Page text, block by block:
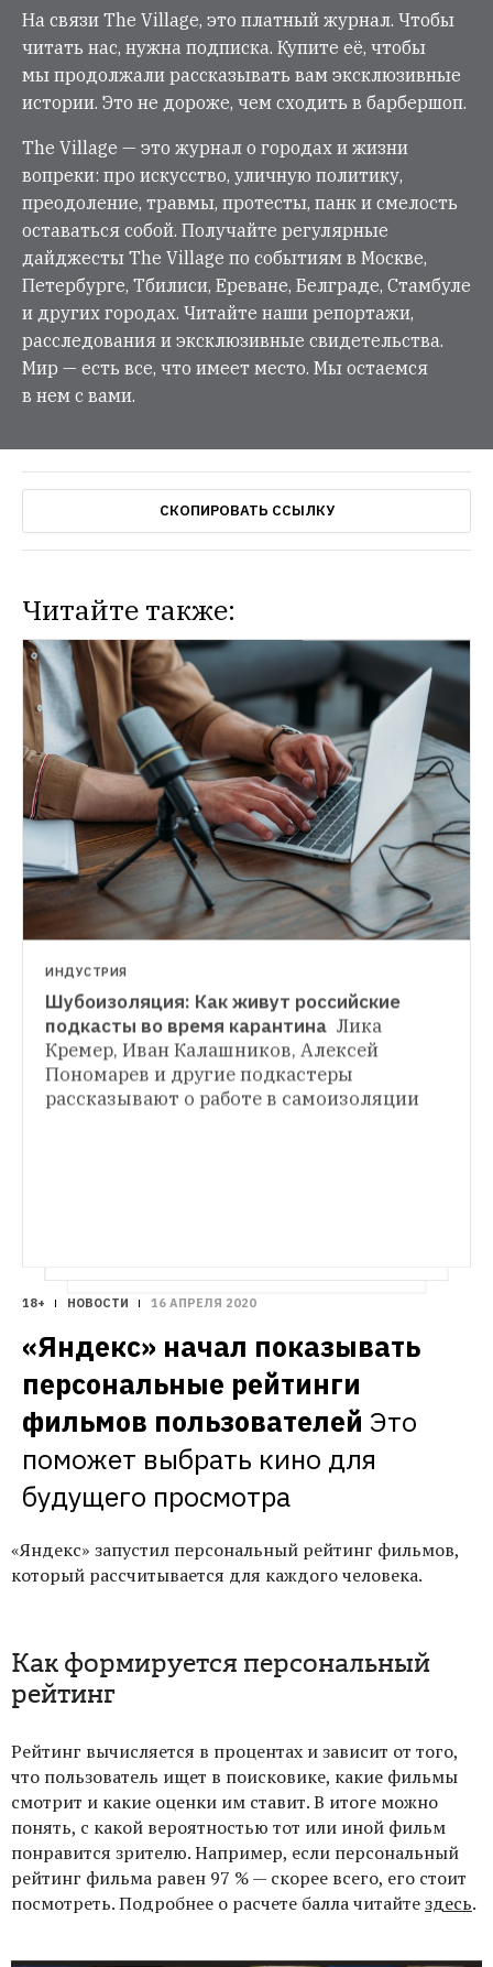
На связи The Village, это платный журнал. Чтобы
читать нас, нужна подписка. Купите её, чтобы
мы продолжали рассказывать вам эксклюзивные
истории. Это не дороже, чем сходить в барбершоп.
The Village — это журнал о городах и жизни
вопреки: про искусство, уличную политику,
преодоление, травмы, протесты, панк и смелость
оставаться собой. Получайте регулярные
дайджесты The Village по событиям в Москве,
Петербурге, Тбилиси, Ереване, Белграде, Стамбуле
и других городах. Читайте наши репортажи,
расследования и эксклюзивные свидетельства.
Мир — есть все, что имеет место. Мы остаемся
в нем с вами.
СКОПИРОВАТЬ ССЫЛКУ
Читайте также:
НОВОСТИ
Онлайн-кинотеатр Okko выложил у себя
спектакли премии «Золотая маска»
Можно посмотреть постановки Андрея
Могучего, Кирилла Серебренникова и
других номинантов
ИСКУССТВО
Чем московские музеи занимаются во
время карантина Виртуальные экскурсии
по Пушкинскому,
микстейпы от сотрудников и друзей
ИНДУСТРИЯ
Шубоизоляция: Как живут российские
подкасты во время карантина Лика
Кремер, Иван Калашников, Алексей
Пономарев и другие подкастеры
рассказывают о работе в самоизоляции
18+ НОВОСТИ 16 АПРЕЛЯ 2020
«Яндекс» начал показывать
персональные рейтинги
фильмов пользователей Это
поможет выбрать кино для
будущего просмотра
«Яндекс» запустил персональный рейтинг фильмов,
который рассчитывается для каждого человека.
Как формируется персональный
рейтинг
Рейтинг вычисляется в процентах и зависит от того,
что пользователь ищет в поисковике, какие фильмы
смотрит и какие оценки им ставит. В итоге можно
понять, с какой вероятностью тот или иной фильм
понравится зрителю. Например, если персональный
рейтинг фильма равен 97 % — скорее всего, его стоит
посмотреть. Подробнее о расчете балла читайтездесь.